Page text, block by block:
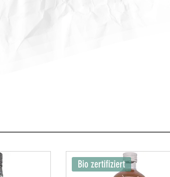
Bio zertifiziert